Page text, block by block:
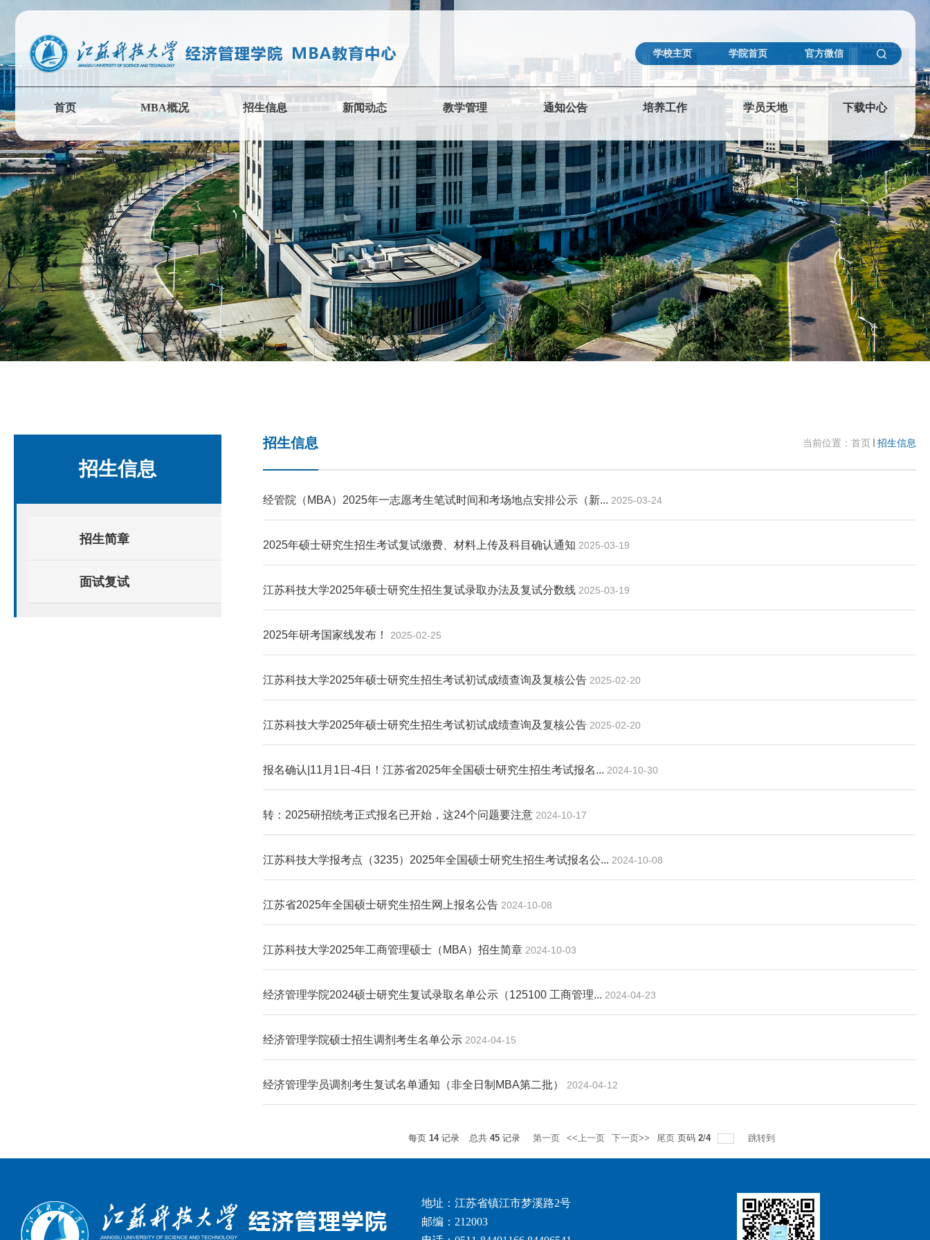
学校主页 学院首页 官方微信
首页 MBA概况 招生信息 新闻动态 教学管理 通知公告 培养工作 学员天地 下载中心
招生信息
招生简章
面试复试
当前位置： 首页 招生信息
招生信息
经管院（MBA）2025年一志愿考生笔试时间和考场地点安排公示（新... 2025-03-24
2025年硕士研究生招生考试复试缴费、材料上传及科目确认通知 2025-03-19
江苏科技大学2025年硕士研究生招生复试录取办法及复试分数线 2025-03-19
2025年研考国家线发布！ 2025-02-25
江苏科技大学2025年硕士研究生招生考试初试成绩查询及复核公告 2025-02-20
江苏科技大学2025年硕士研究生招生考试初试成绩查询及复核公告 2025-02-20
报名确认|11月1日-4日！江苏省2025年全国硕士研究生招生考试报名... 2024-10-30
转：2025研招统考正式报名已开始，这24个问题要注意 2024-10-17
江苏科技大学报考点（3235）2025年全国硕士研究生招生考试报名公... 2024-10-08
江苏省2025年全国硕士研究生招生网上报名公告 2024-10-08
江苏科技大学2025年工商管理硕士（MBA）招生简章 2024-10-03
经济管理学院2024硕士研究生复试录取名单公示（125100 工商管理... 2024-04-23
经济管理学院硕士招生调剂考生名单公示 2024-04-15
经济管理学员调剂考生复试名单通知（非全日制MBA第二批） 2024-04-12
每页 14记录 总共 45 记录 第一页 <<上一页 下一页>> 尾页 页码 2/4 跳转到
地址：江苏省镇江市梦溪路2号
邮编：212003